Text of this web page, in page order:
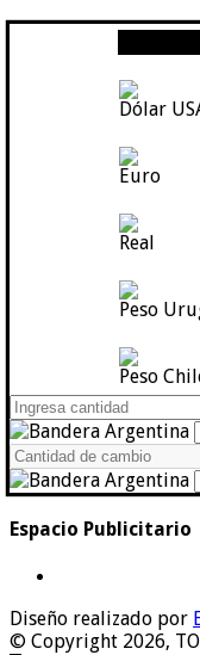
Dólar
Euro
Real
Peso
Peso
Espacio Publicitario
Diseño realizado por
© Copyright 2026,